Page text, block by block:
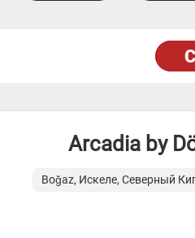
Arcadia by
Boğaz, Искеле, Северный